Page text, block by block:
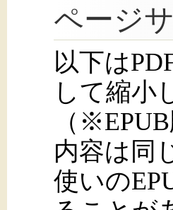
ページ
以下は
して縮小
（
内容は同
使いの